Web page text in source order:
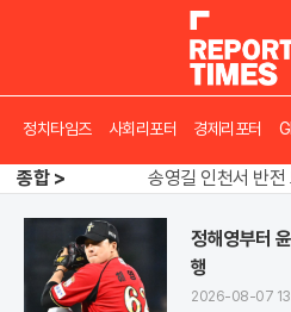
정치타임즈 사회리포터 경제리포터
종합 >
송영길 인천서 반
아파트 방에서 들
송영길 인천서 반
정해영부터
행
2026-08-07